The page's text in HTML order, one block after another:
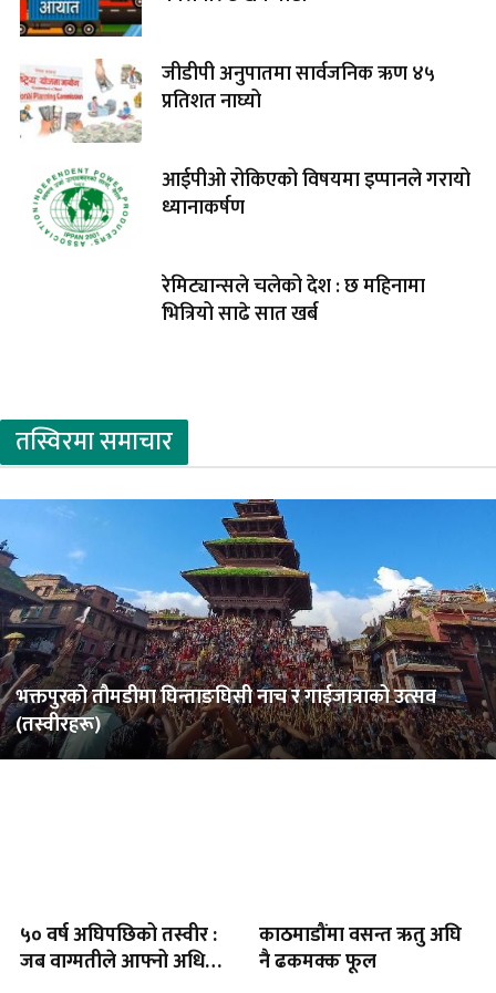
जीडीपी अनुपातमा सार्वजनिक ऋण ४५
प्रतिशत नाघ्यो
आईपीओ रोकिएको विषयमा इप्पानले गरायो
ध्यानाकर्षण
रेमिट्यान्सले चलेको देश : छ महिनामा
भित्रियो साढे सात खर्ब
तस्विरमा समाचार
भक्तपुरको तौमडीमा घिन्ताङघिसी नाच र गाईजात्राको उत्सव
(तस्वीरहरू)
५० वर्ष अघिपछिको तस्वीर :
जब वाग्मतीले आफ्नो अधिकार
काठमाडौंमा वसन्त ऋतु अघि
नै ढकमक्क फूल